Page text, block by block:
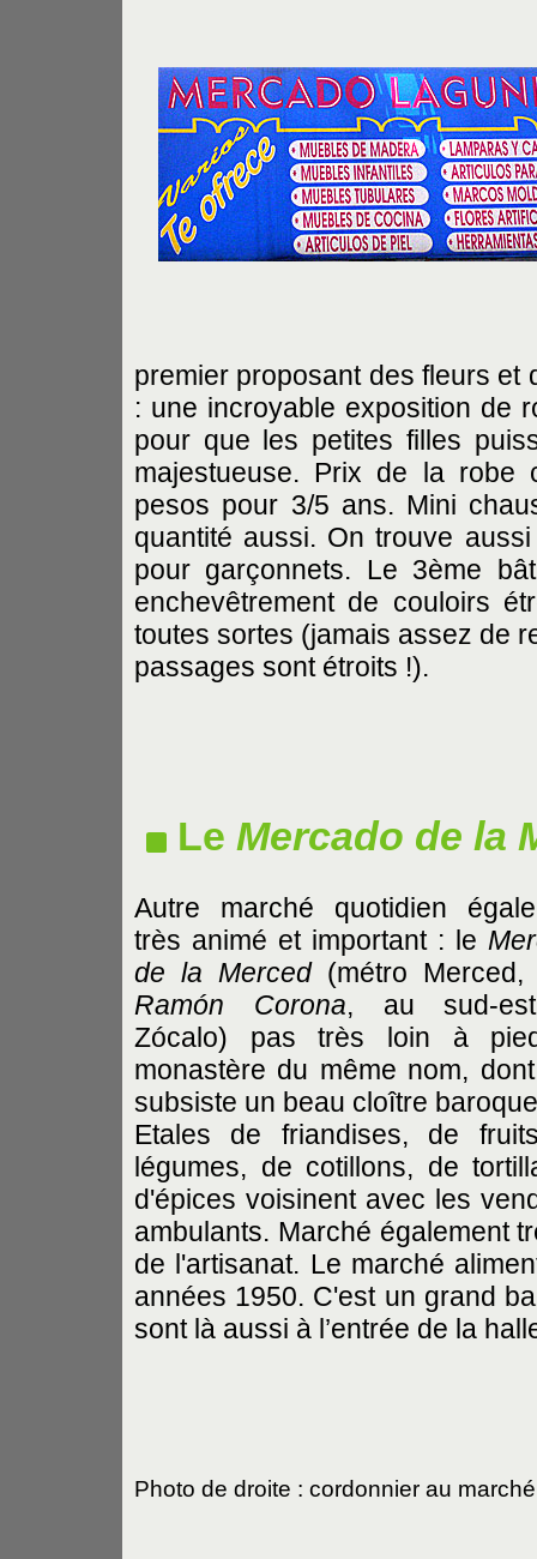
premier proposant des fleurs et
: une incroyable exposition de
pour que les petites filles
majestueuse. Prix de la robe
pesos pour 3/5 ans. Mini
quantité aussi. On trouve
pour garçonnets. Le 3ème
enchevêtrement de couloirs
toutes sortes (jamais assez de
passages sont étroits !).
Le Mercado de la
Autre marché quotidien
très animé et important : le
de la Merced(métro
Ramón
Corona, au sud-
Zócalo) pas très loin à
monastère du même nom,
subsiste un beau cloître
Etales de friandises, de
légumes, de cotillons, de
d'épices voisinent avec les
ambulants. Marché également
de l'artisanat. Le marché
années 1950. C'est un grand
sont là aussi à l’entrée de la
Photo de droite : cordonnier au